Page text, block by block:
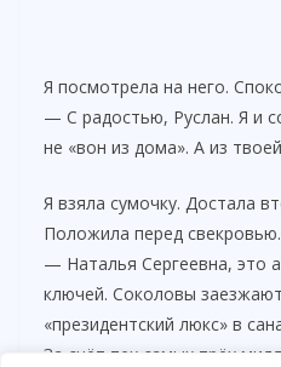
Я посмотрела на него.
— С радостью, Руслан. Я и
не «вон из дома». А из
Я взяла сумочку. Достала
Положила перед свекровью.
— Наталья Сергеевна, это
ключей. Соколовы
«президентский люкс» в
За счёт тех самых трёх